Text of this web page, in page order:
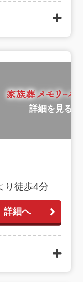
詳細を見る
り徒歩4分
詳細へ